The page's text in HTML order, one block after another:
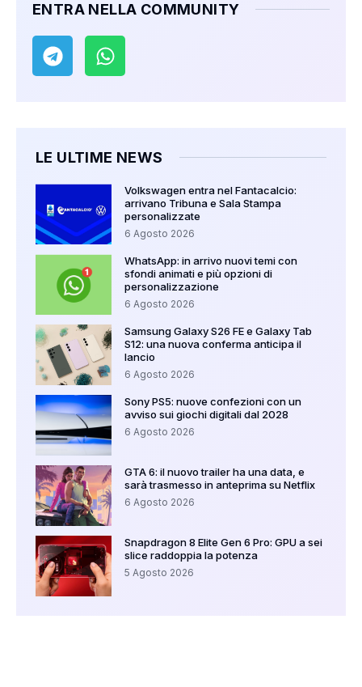
ENTRA NELLA COMMUNITY
LE ULTIME NEWS
Volkswagen entra nel Fantacalcio:
arrivano Tribuna e Sala Stampa
personalizzate
6 Agosto 2026
WhatsApp: in arrivo nuovi temi con
sfondi animati e più opzioni di
personalizzazione
6 Agosto 2026
Samsung Galaxy S26 FE e Galaxy Tab
S12: una nuova conferma anticipa il
lancio
6 Agosto 2026
Sony PS5: nuove confezioni con un
avviso sui giochi digitali dal 2028
6 Agosto 2026
GTA 6: il nuovo trailer ha una data, e
sarà trasmesso in anteprima su Netflix
6 Agosto 2026
Snapdragon 8 Elite Gen 6 Pro: GPU a sei
slice raddoppia la potenza
5 Agosto 2026